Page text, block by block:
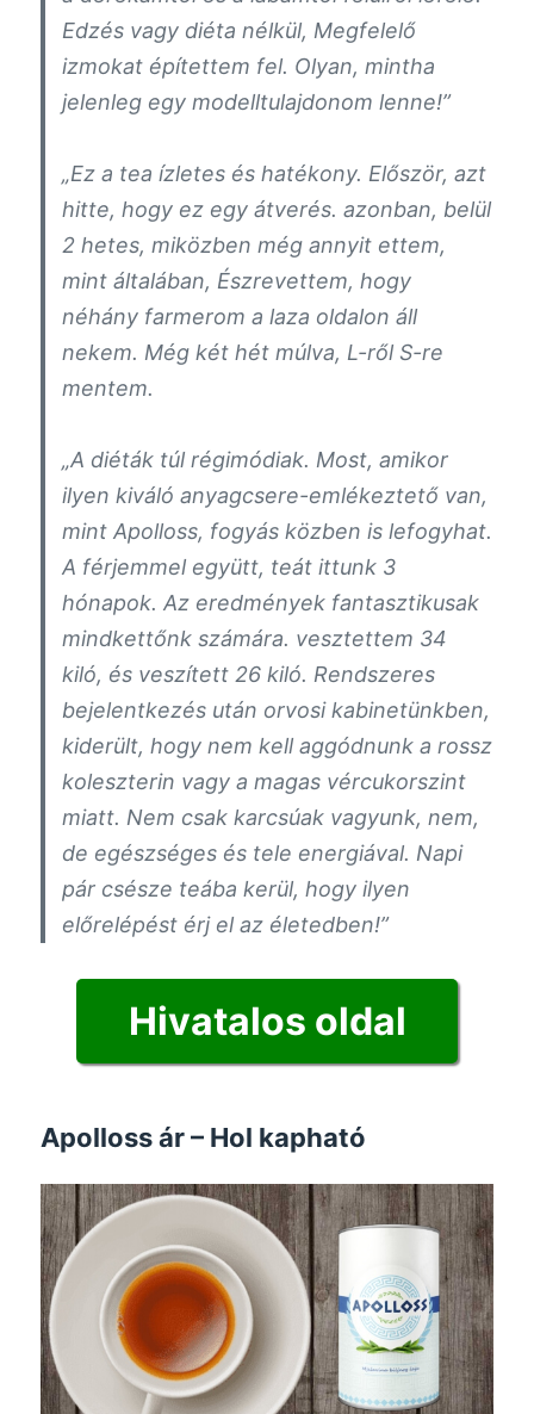
Edzés vagy diéta nélkül, Megfelelő
izmokat építettem fel. Olyan, mintha
jelenleg egy modelltulajdonom lenne!”
„Ez a tea ízletes és hatékony. Először, azt
hitte, hogy ez egy átverés. azonban, belül
2 hetes, miközben még annyit ettem,
mint általában, Észrevettem, hogy
néhány farmerom a laza oldalon áll
nekem. Még két hét múlva, L-ről S-re
mentem.
„A diéták túl régimódiak. Most, amikor
ilyen kiváló anyagcsere-emlékeztető van,
mintApolloss, fogyás közben is lefogyhat.
A férjemmel együtt, teát ittunk 3
hónapok. Az eredmények fantasztikusak
mindkettőnk számára. vesztettem 34
kiló, és veszített 26 kiló. Rendszeres
bejelentkezés után orvosi kabinetünkben,
kiderült, hogy nem kell aggódnunk a rossz
koleszterin vagy a magas vércukorszint
miatt. Nem csak karcsúak vagyunk, nem,
de egészséges és tele energiával. Napi
pár csésze teába kerül, hogy ilyen
előrelépést érj el az életedben!”
Hivatalos oldal
Apolloss ár – Hol kapható